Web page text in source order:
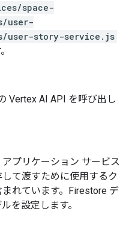
space-
user-
user-story-service.js
Vertex AI API を呼び出し
プリケーション サービス
て渡すために使用するク
れています。Firestore デ
を設定します。